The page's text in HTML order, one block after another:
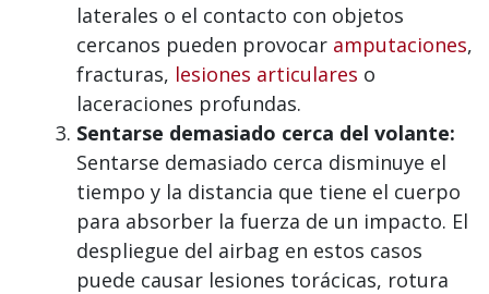
laterales o el contacto con objetos
cercanos pueden provocar amputaciones,
fracturas, lesiones articulares o
laceraciones profundas.
Sentarse demasiado cerca del volante:
Sentarse demasiado cerca disminuye el
tiempo y la distancia que tiene el cuerpo
para absorber la fuerza de un impacto. El
despliegue del airbag en estos casos
puede causar lesiones torácicas, rotura